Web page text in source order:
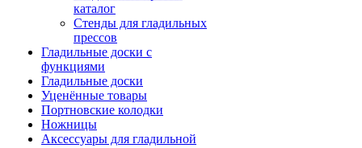
каталог
Стенды для гладильных
прессов
Гладильные доски с
функциями
Гладильные доски
Уценённые товары
Портновские колодки
Ножницы
Аксессуары для гладильной